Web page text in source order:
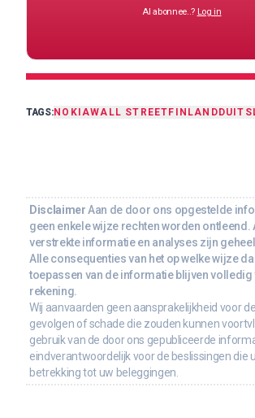
Al abonnee..? Log in
TAGS:NOKIAWALL STREET FINLAND
Disclaimer Aan de door ons opgestelde
geen enkele wijze rechten worden ontleend.
verstrekte informatie en analyses zijn
Alle consequenties van het op welke wijze
toepassen van de informatie blijven volledig
rekening.
Wij aanvaarden geen aansprakelijkheid voor
gevolgen of schade die zouden kunnen
gebruik van de door ons gepubliceerde
eindverantwoordelijk voor de beslissingen die
betrekking tot uw beleggingen.